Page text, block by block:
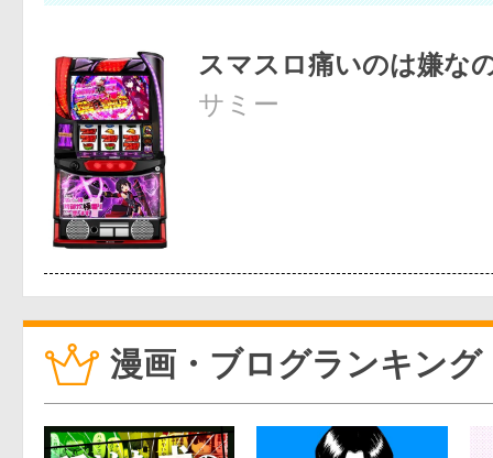
スマスロ痛いのは嫌な
サミー
漫画・ブログランキング